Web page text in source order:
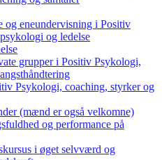
og eneundervisning i Positiv
og ledelse
grupper i Positiv Psykologi,
Psykologi, coaching, styrker og
(mænd er også velkomne)
og performance på
i øget selvværd og